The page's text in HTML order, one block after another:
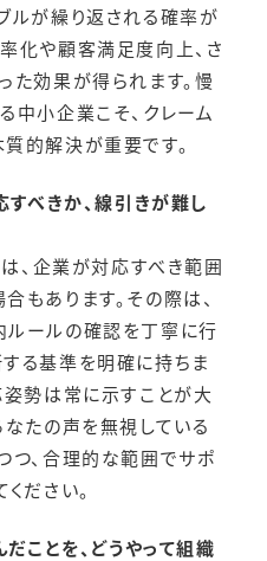
ルが繰り返される確率が
化や顧客満足度向上、さ
た効果が得られます。慢
中小企業こそ、クレーム
的解決が重要です。
べきか、線引きが難し
、企業が対応すべき範囲
もあります。その際は、
ールの確認を丁寧に行
る基準を明確に持ちま
姿勢は常に示すことが大
なたの声を無視している
つ、合理的な範囲でサポ
ださい。
ことを、どうやって組織